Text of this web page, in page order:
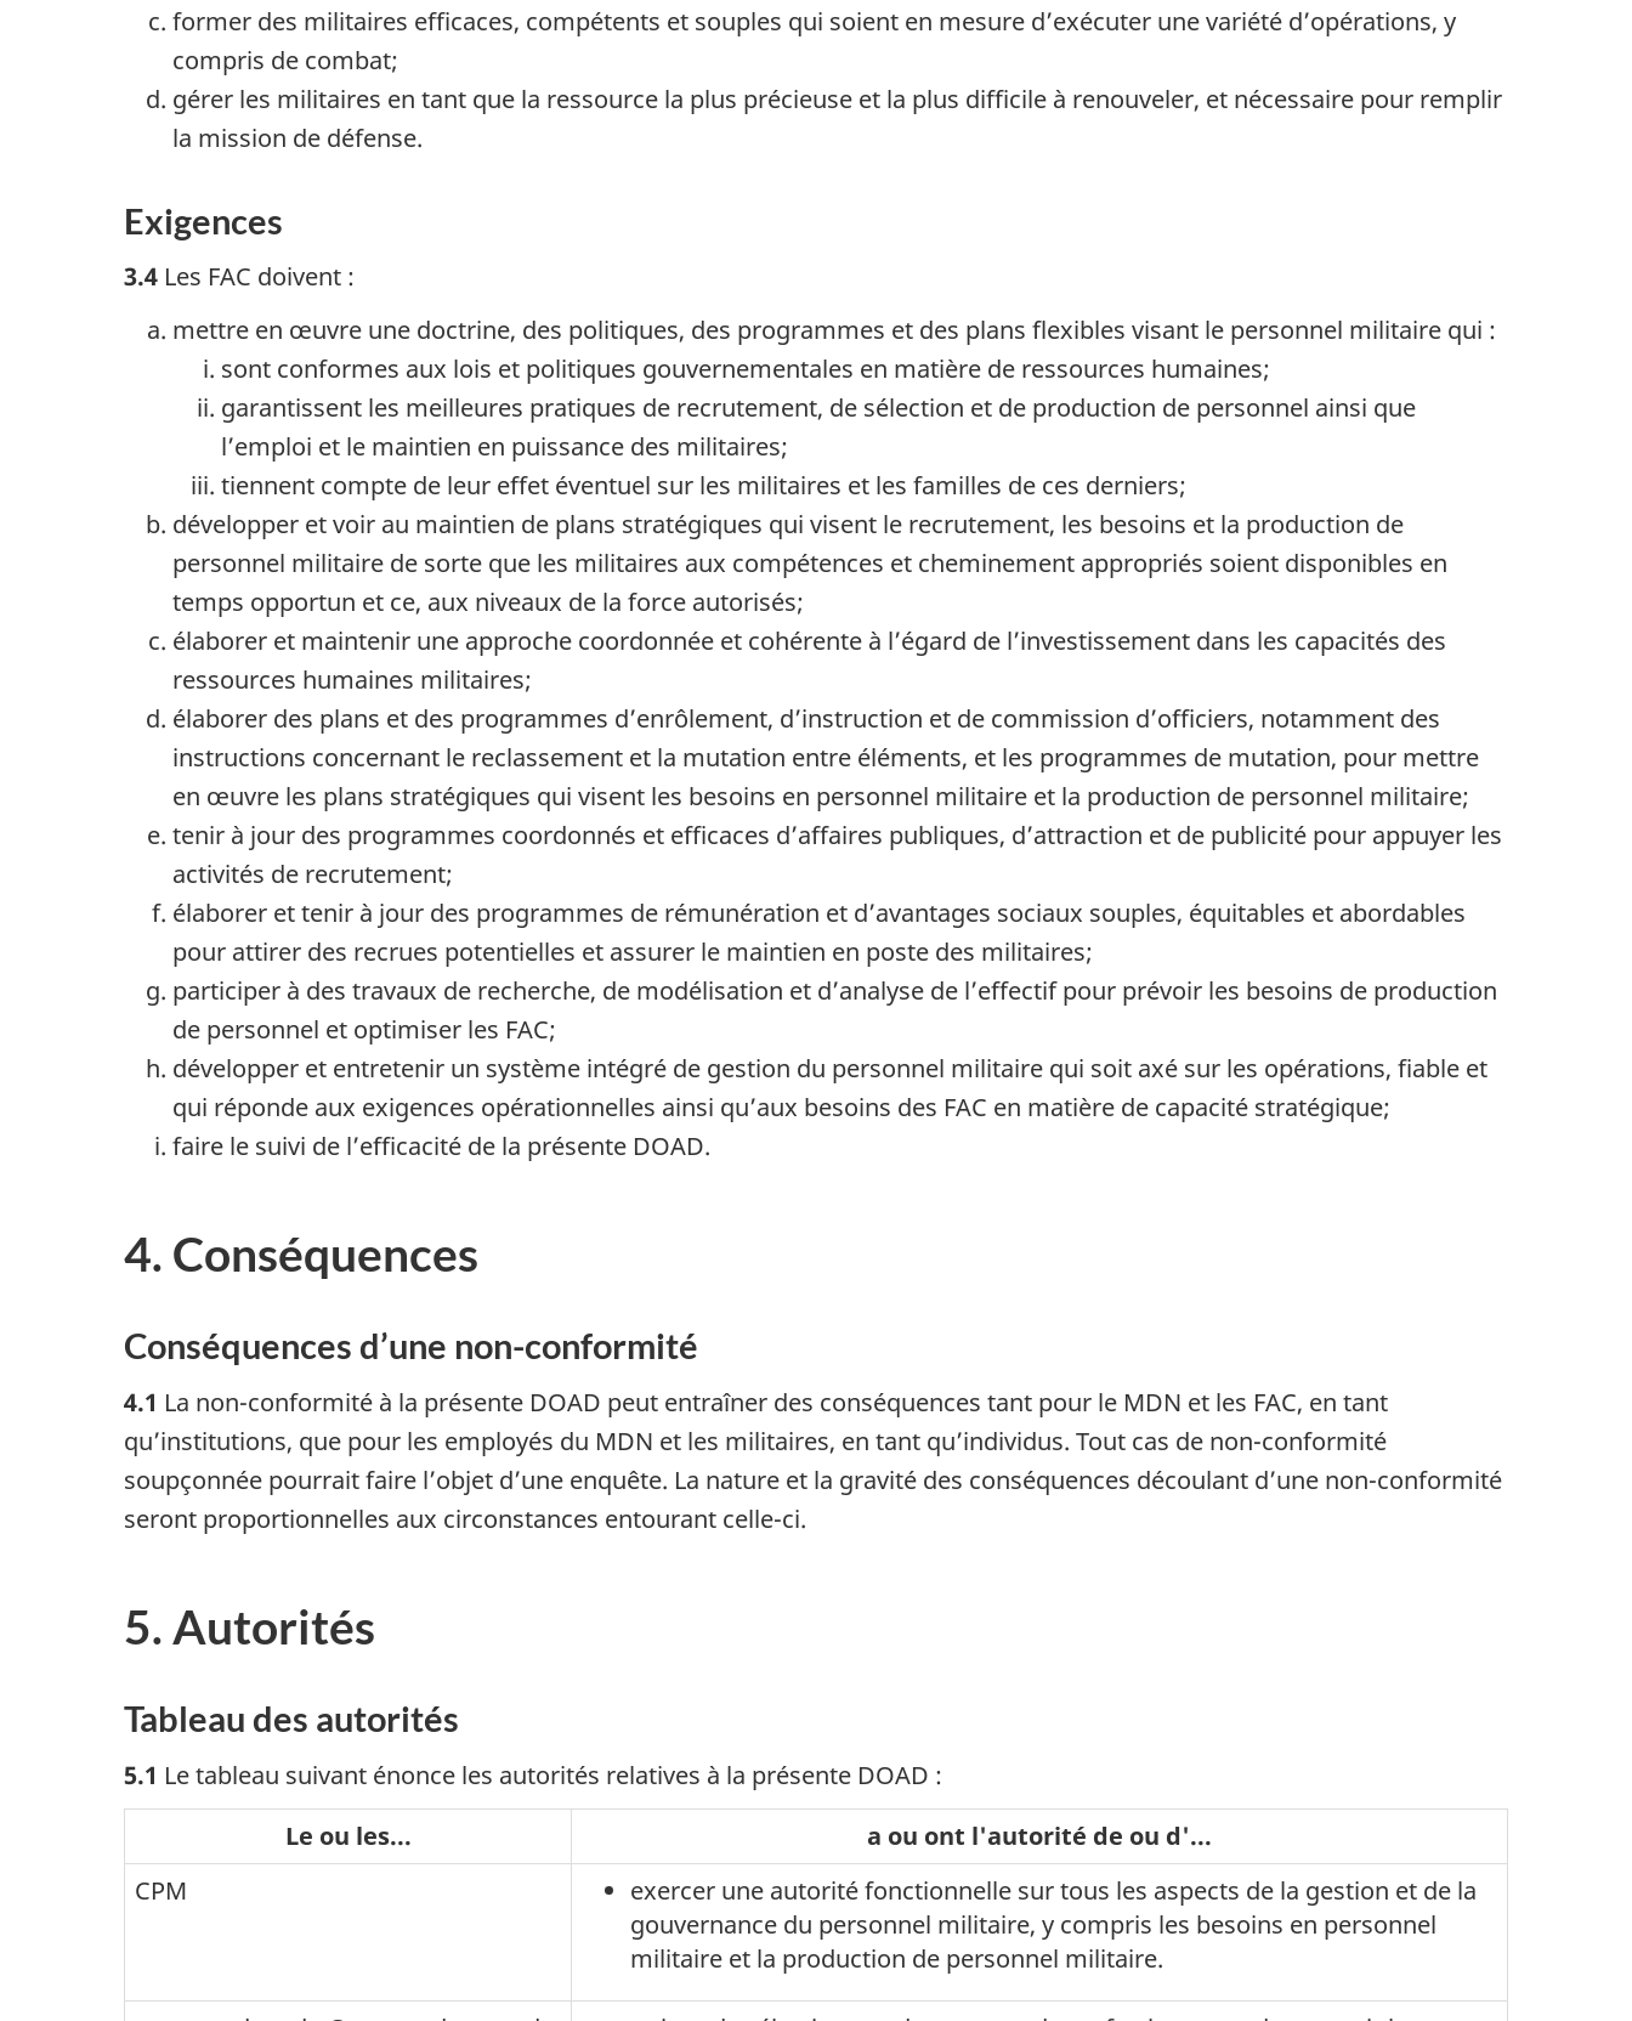
former des militaires efficaces, compétents et souples qui soient en mesure d’exécuter une variété d’opérations, y
compris de combat;
gérer les militaires en tant que la ressource la plus précieuse et la plus difficile à renouveler, et nécessaire pour remplir
la mission de défense.
Exigences
3.4 Les FAC doivent :
mettre en œuvre une doctrine, des politiques, des programmes et des plans flexibles visant le personnel militaire qui :
sont conformes aux lois et politiques gouvernementales en matière de ressources humaines;
garantissent les meilleures pratiques de recrutement, de sélection et de production de personnel ainsi que
l’emploi et le maintien en puissance des militaires;
tiennent compte de leur effet éventuel sur les militaires et les familles de ces derniers;
développer et voir au maintien de plans stratégiques qui visent le recrutement, les besoins et la production de
personnel militaire de sorte que les militaires aux compétences et cheminement appropriés soient disponibles en
temps opportun et ce, aux niveaux de la force autorisés;
élaborer et maintenir une approche coordonnée et cohérente à l’égard de l’investissement dans les capacités des
ressources humaines militaires;
élaborer des plans et des programmes d’enrôlement, d’instruction et de commission d’officiers, notamment des
instructions concernant le reclassement et la mutation entre éléments, et les programmes de mutation, pour mettre
en œuvre les plans stratégiques qui visent les besoins en personnel militaire et la production de personnel militaire;
tenir à jour des programmes coordonnés et efficaces d’affaires publiques, d’attraction et de publicité pour appuyer les
activités de recrutement;
élaborer et tenir à jour des programmes de rémunération et d’avantages sociaux souples, équitables et abordables
pour attirer des recrues potentielles et assurer le maintien en poste des militaires;
participer à des travaux de recherche, de modélisation et d’analyse de l’effectif pour prévoir les besoins de production
de personnel et optimiser les FAC;
développer et entretenir un système intégré de gestion du personnel militaire qui soit axé sur les opérations, fiable et
qui réponde aux exigences opérationnelles ainsi qu’aux besoins des FAC en matière de capacité stratégique;
faire le suivi de l’efficacité de la présente DOAD.
4. Conséquences
Conséquences d’une non-conformité
4.1 La non-conformité à la présente DOAD peut entraîner des conséquences tant pour le MDN et les FAC, en tant
qu’institutions, que pour les employés du MDN et les militaires, en tant qu’individus. Tout cas de non-conformité
soupçonnée pourrait faire l’objet d’une enquête. La nature et la gravité des conséquences découlant d’une non-conformité
seront proportionnelles aux circonstances entourant celle-ci.
5. Autorités
Tableau des autorités
5.1 Le tableau suivant énonce les autorités relatives à la présente DOAD :
Le ou les...
a ou ont l'autorité de ou d'...
CPM
exercer une autorité fonctionnelle sur tous les aspects de la gestion et de la
gouvernance du personnel militaire, y compris les besoins en personnel
militaire et la production de personnel militaire.